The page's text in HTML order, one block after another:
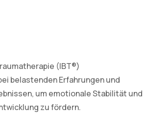
(IBT®)
belastenden Erfahrungen und
um emotionale Stabilität und
zu fördern.